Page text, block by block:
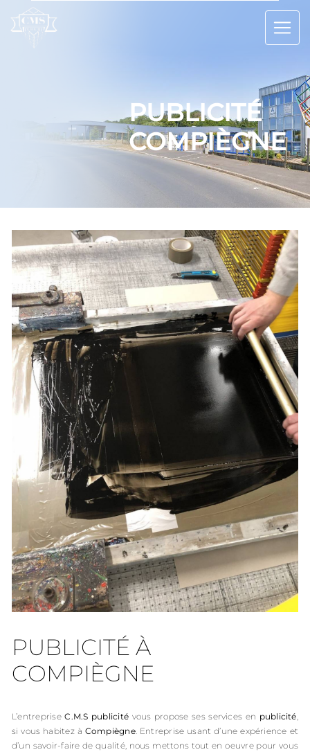
PUBLICITÉ
COMPIÈGNE
PUBLICITÉ À
COMPIÈGNE
L’entrepriseC.M.S publicité vous propose ses services en publicité,
si vous habitez à Compiègne. Entreprise usant d’une expérience et
d’un savoir-faire de qualité, nous mettons tout en oeuvre pour vous
Panneau de gestion des cookies